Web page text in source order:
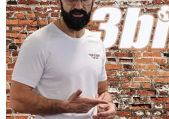
Tous
les
jours,
votre
actualité
vélo
et